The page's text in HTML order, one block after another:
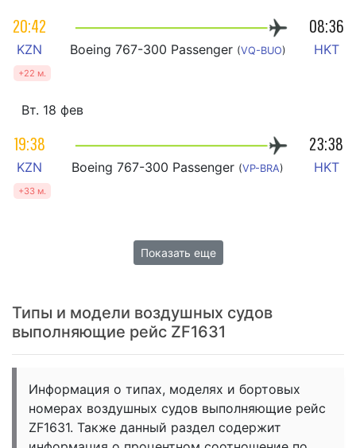
20:42 08:36
KZN
+22 м.
Boeing 767-300 Passenger (VQ-BUO) HKT
Вт. 18 фев
19:38 23:38
KZN
+33 м.
Boeing 767-300 Passenger (VP-BRA) HKT
Показать еще
Типы и модели воздушных судов
выполняющие рейс ZF1631
Информация о типах, моделях и бортовых
номерах воздушных судов выполняющие рейс
ZF1631. Также данный раздел содержит